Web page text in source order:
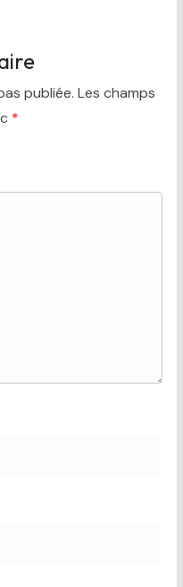
publiée. Les champs
*